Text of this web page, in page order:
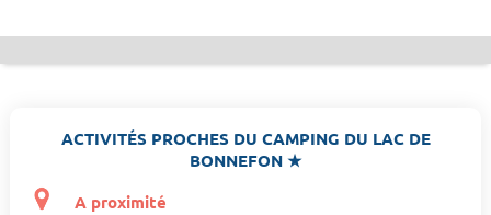
ACTIVITÉS PROCHES DU CAMPING DU LAC DE
BONNEFON ★
A proximité